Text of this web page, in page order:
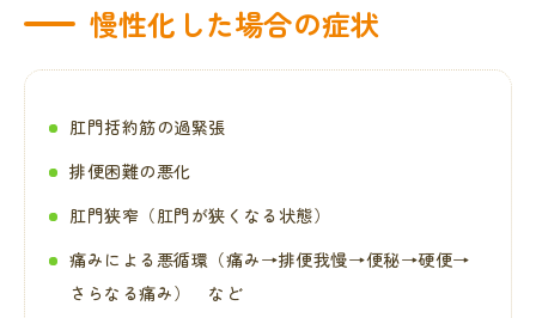
慢性化した場合の症状
肛門括約筋の過緊張
排便困難の悪化
肛門狭窄（肛門が狭くなる状態）
痛みによる悪循環（痛み→排便我慢→便秘→硬便→
さらなる痛み） など